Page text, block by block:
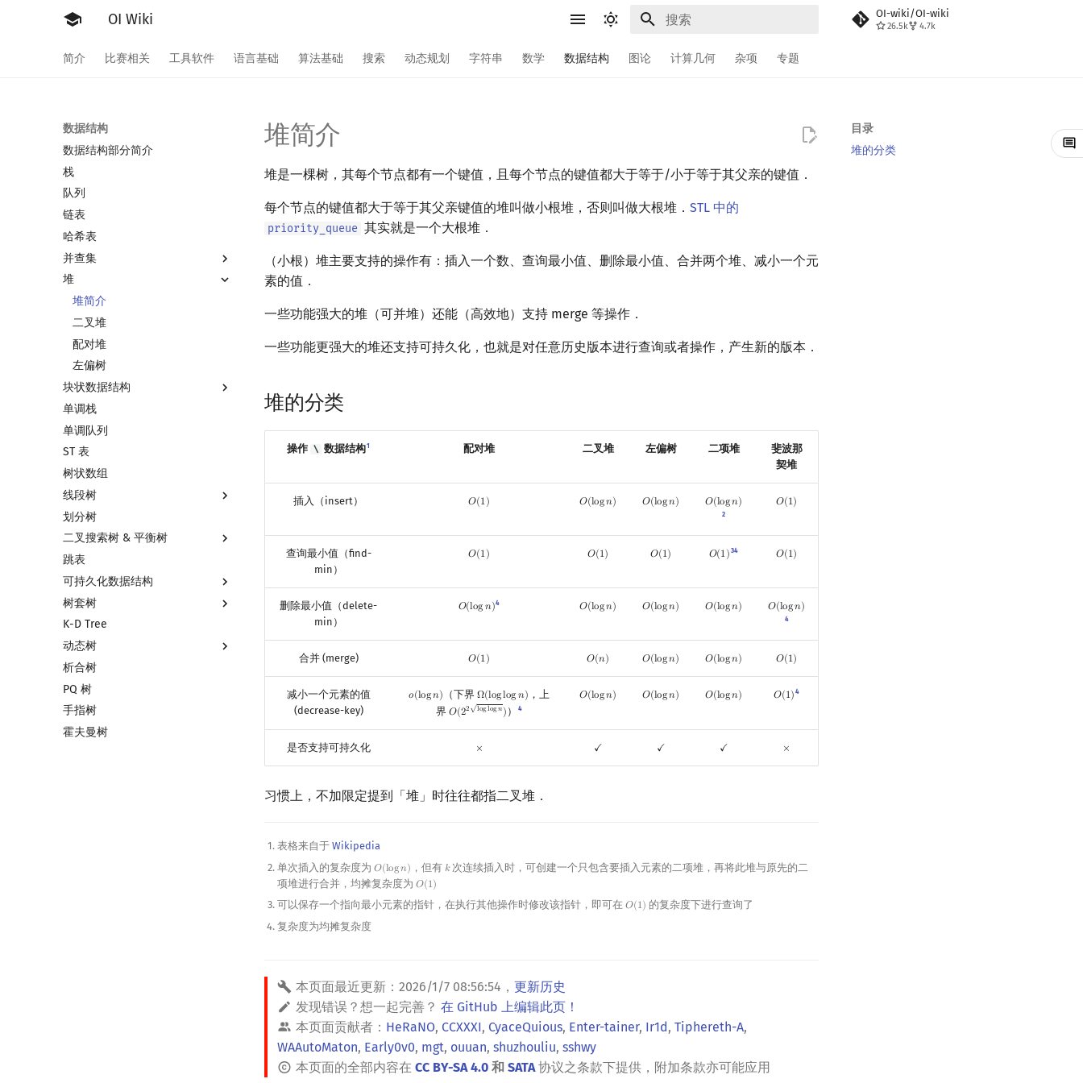
OI Wiki OI-wiki/OI-wiki
26.5k 4.7k
简介 比赛相关 工具软件 语言基础 算法基础 搜索 动态规划 字符串 数学 数据结构 图论 计算几何 杂项 专题
数据结构
数据结构部分简介
栈
队列
链表
哈希表
并查集
并查集
并查集复杂度
堆
堆简介
二叉堆
配对堆
左偏树
块状数据结构
分块思想
块状数组
块状链表
树分块
Sqrt Tree
单调栈
单调队列
ST 表
树状数组
线段树
线段树基础
线段树合并 & 分裂
李超线段树
猫树
区间最值操作 & 区间历史最值
Kinetic Tournament Tree
划分树
二叉搜索树 & 平衡树
二叉搜索树 & 平衡树
Treap
Splay 树
WBLT
替罪羊树
笛卡尔树
Size Balanced Tree
AVL 树
红黑树
跳表
可持久化数据结构
可持久化数据结构简介
可持久化线段树
可持久化块状数组
可持久化平衡树
可持久化字典树
可持久化可并堆
树套树
线段树套线段树
平衡树套线段树
线段树套平衡树
树状数组套权值线段树
分块套树状数组
K-D Tree
动态树
Link Cut Tree
全局平衡二叉树
Euler Tour Tree
Top Tree
析合树
PQ 树
手指树
霍夫曼树
目录
堆的分类
堆简介
堆是一棵树，其每个节点都有一个键值，且每个节点的键值都大于等于/小于等于其父亲的键值．
每个节点的键值都大于等于其父亲键值的堆叫做小根堆，否则叫做大根堆． STL 中的
priority_queue 其实就是一个大根堆．
（小根）堆主要支持的操作有：插入一个数、查询最小值、删除最小值、合并两个堆、减小一个元
素的值．
一些功能强大的堆（可并堆）还能（高效地）支持 merge 等操作．
一些功能更强大的堆还支持可持久化，也就是对任意历史版本进行查询或者操作，产生新的版本．
堆的分类
操作 \ 数据结构1 配对堆 二叉堆 左偏树 二项堆
斐波那
契堆
插入（insert） 𝑂(1)
O(1) 𝑂(log𝑛)
O(logn) 𝑂(log𝑛)
O(logn) 𝑂(log𝑛)
O(logn)
2
𝑂(1)
O(1)
查询最小值（find-
min）
𝑂(1)
O(1) 𝑂(1)
O(1) 𝑂(1)
O(1) 𝑂(1)
O(1) 34 𝑂(1)
O(1)
删除最小值（delete-
min）
𝑂(log𝑛)
O(log n) 4 𝑂(log𝑛)
O(logn) 𝑂(log𝑛)
O(logn) 𝑂(log𝑛)
O(logn) 𝑂(log𝑛)
O(logn)
4
合并 (merge) 𝑂(1)
O(1) 𝑂(𝑛)
O(n) 𝑂(log𝑛)
O(logn) 𝑂(log𝑛)
O(logn) 𝑂(1)
O(1)
减小一个元素的值
(decrease-key)
𝑜(log𝑛)
o(logn) （下界 Ω(loglog𝑛)
Ω(loglog n) ，上
界 𝑂(22√loglog𝑛)
O(22loglogn) ） 4
𝑂(log𝑛)
O(logn) 𝑂(log𝑛)
O(logn) 𝑂(log𝑛)
O(logn) 𝑂(1)
O(1) 4
是否支持可持久化 ×
× ✓
✓ ✓
✓ ✓
✓ ×
×
习惯上，不加限定提到「堆」时往往都指二叉堆．
表格来自于 Wikipedia
单次插入的复杂度为 𝑂(log𝑛)
O(logn) ，但有 𝑘
k次连续插入时，可创建一个只包含要插入元素的二项堆，再将此堆与原先的二
项堆进行合并，均摊复杂度为 𝑂(1)
O( 1)
可以保存一个指向最小元素的指针，在执行其他操作时修改该指针，即可在 𝑂(1)
O(1) 的复杂度下进行查询了
复杂度为均摊复杂度
本页面最近更新： 2026/1/7 08:56:54 ， 更新历史
发现错误？想一起完善？ 在 GitHub 上编辑此页！
本页面贡献者： HeRaNO, CCXXXI, CyaceQuious, Enter-tainer, Ir1d, Tiphereth-A,
WAAutoMaton, Early0v0, mgt, ouuan, shuzhouliu, sshwy
本页面的全部内容在 CC BY-SA 4.0 和 SATA协议之条款下提供，附加条款亦可能应用